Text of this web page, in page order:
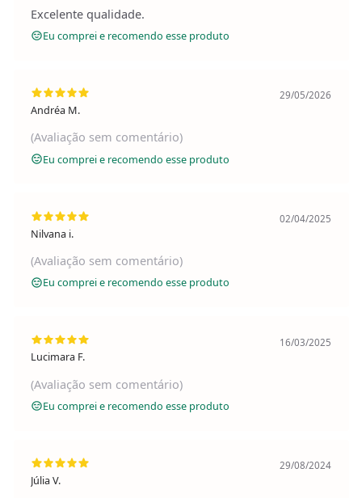
Excelente qualidade.
Eu comprei e recomendo esse produto
Andréa M.
29/05/2026
(Avaliação sem comentário)
Eu comprei e recomendo esse produto
Nilvana i.
02/04/2025
(Avaliação sem comentário)
Eu comprei e recomendo esse produto
Lucimara F.
16/03/2025
(Avaliação sem comentário)
Eu comprei e recomendo esse produto
Júlia V.
29/08/2024